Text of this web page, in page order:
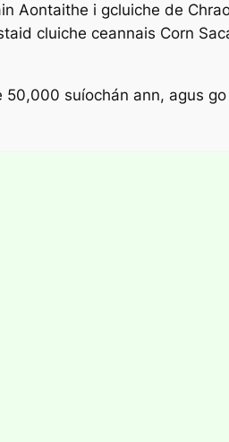
Aontaithe i gcluiche de
cluiche ceannais Corn
suíochán ann, agus